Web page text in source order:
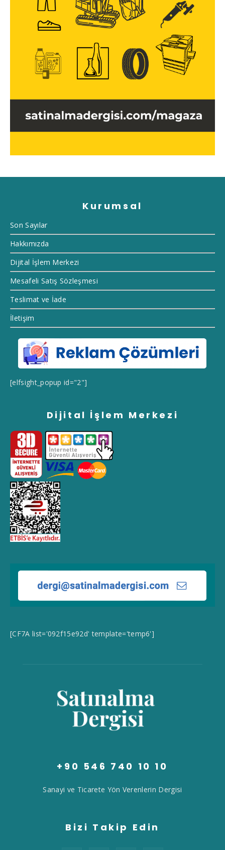
Kurumsal
Son Sayılar
Hakkımızda
Dijital İşlem Merkezi
Mesafeli Satış Sözleşmesi
Teslimat ve İade
İletişim
[elfsight_popup id="2"]
Dijital İşlem Merkezi
[CF7A list='092f15e92d' template='temp6']
+90 546 740 10 10
Sanayi ve Ticarete Yön Verenlerin Dergisi
Bizi Takip Edin